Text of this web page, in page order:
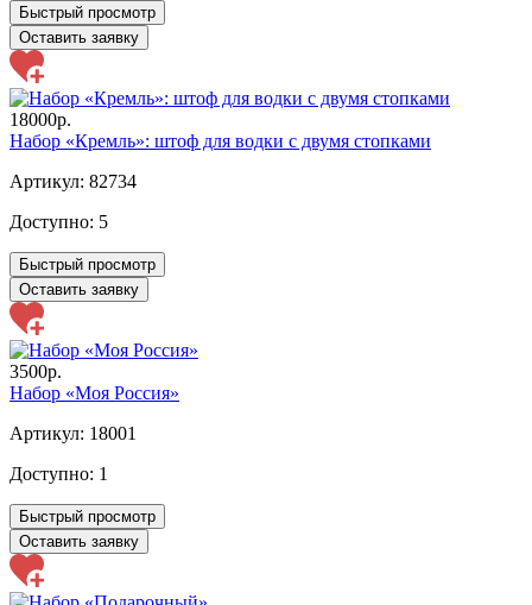
Быстрый просмотр
Оставить заявку
18000р.
Набор «Кремль»: штоф для водки с двумя стопками
Артикул: 82734
Доступно: 5
Быстрый просмотр
Оставить заявку
3500р.
Набор «Моя Россия»
Артикул: 18001
Доступно: 1
Быстрый просмотр
Оставить заявку